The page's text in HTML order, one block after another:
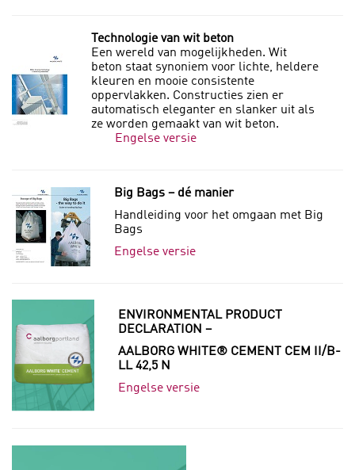
Technologie van wit beton
Een wereld van mogelijkheden. Wit
beton staat synoniem voor lichte, heldere
kleuren en mooie consistente
oppervlakken. Constructies zien er
automatisch eleganter en slanker uit als
ze worden gemaakt van wit beton.
Engelse versie
Big Bags – dé manier
Handleiding voor het omgaan met Big
Bags
Engelse versie
ENVIRONMENTAL PRODUCT
DECLARATION –
AALBORG WHITE® CEMENT CEM II/B-
LL 42,5 N
Engelse versie